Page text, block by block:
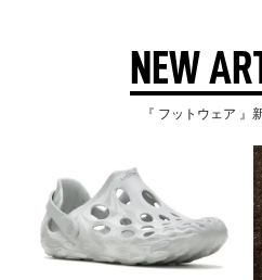
NEW
『 フットウェア 』